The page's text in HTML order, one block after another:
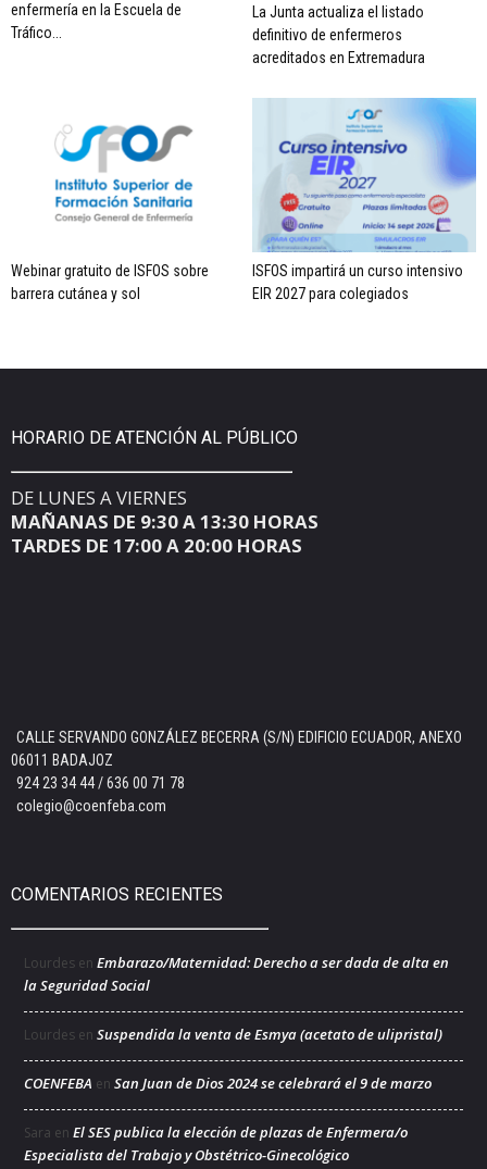
enfermería en la Escuela de
Tráfico...
La Junta actualiza el listado
definitivo de enfermeros
acreditados en Extremadura
Webinar gratuito de ISFOS sobre
barrera cutánea y sol
ISFOS impartirá un curso intensivo
EIR 2027 para colegiados
HORARIO DE ATENCIÓN AL PÚBLICO
DE LUNES A VIERNES
MAÑANAS DE 9:30 A 13:30 HORAS
TARDES DE 17:00 A 20:00 HORAS
CALLE SERVANDO GONZÁLEZ BECERRA (S/N) EDIFICIO ECUADOR, ANEXO
06011 BADAJOZ
924 23 34 44 / 636 00 71 78
colegio@coenfeba.com
COMENTARIOS RECIENTES
Lourdes en Embarazo/Maternidad: Derecho a ser dada de alta en
la Seguridad Social
Lourdes en Suspendida la venta de Esmya (acetato de ulipristal)
COENFEBA en San Juan de Dios 2024 se celebrará el 9 de marzo
Sara en El SES publica la elección de plazas de Enfermera/o
Especialista del Trabajo y Obstétrico-Ginecológico